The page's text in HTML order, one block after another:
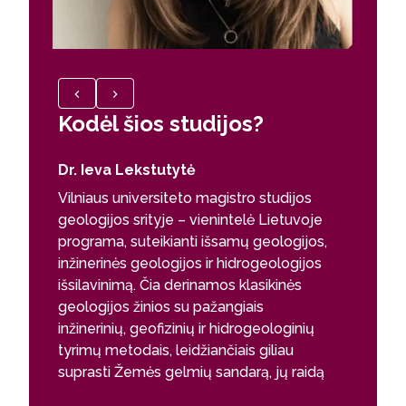
saugą ir tvarius požeminio vandens išteklius:
vandenviečių ir gręžinių sprendinius, išteklių
tvarkymą. Lietuvoje požeminio vandens stebėsena
vykdoma šalies mastu (lygio matavimai, mėginių
ėmimas ir laboratoriniai tyrimai), todėl
duomenų analizės, ir taikomosios aplinkosaugos
vandentvarkos, konsultacinėse, aplinkosaugos ir
energetikos (pvz., geotermijos) srityse.
Mokslinės perspektyvos: geologijos kryptys
Lietuvoje stipriai siejasi su klimato ir vandens
tyrimais, geoaplinkos sprendiniais, kvartero ir
giluminiais procesais; galimos doktorantūros,
darbas mokslo institutuose ir tarptautiniuose
projektuose.
Kodėl šios studijos?
Dr. Ieva Lekstutytė
Vilniaus universiteto magistro studijos
geologijos srityje – vienintelė Lietuvoje
programa, suteikianti išsamų geologijos,
inžinerinės geologijos ir hidrogeologijos
išsilavinimą. Čia derinamos klasikinės
geologijos žinios su pažangiais
inžinerinių, geofizinių ir hidrogeologinių
tyrimų metodais, leidžiančiais giliau
suprasti Žemės gelmių sandarą, jų raidą